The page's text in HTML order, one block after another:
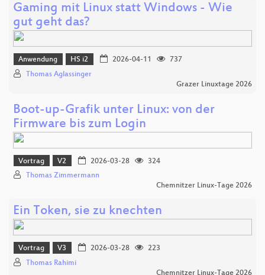
Gaming mit Linux statt Windows - Wie
gut geht das?
Anwendung HS i2 2026-04-11
737
Thomas Aglassinger
Grazer Linuxtage 2026
Boot-up-Grafik unter Linux: von der
Firmware bis zum Login
Vortrag V2 2026-03-28
324
Thomas Zimmermann
Chemnitzer Linux-Tage 2026
Ein Token, sie zu knechten
Vortrag V3 2026-03-28
223
Thomas Rahimi
Chemnitzer Linux-Tage 2026